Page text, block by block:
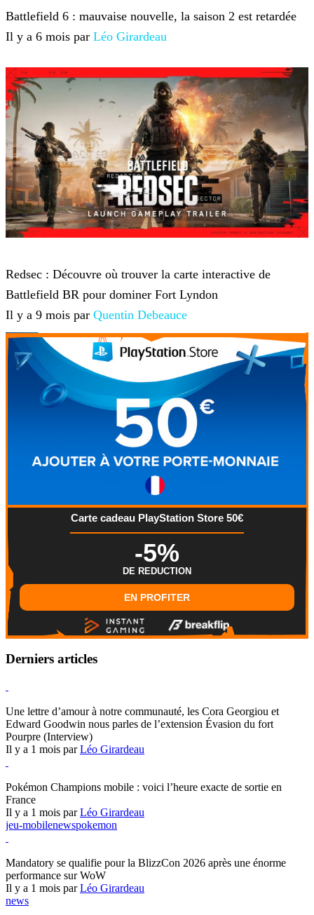
Battlefield 6 : mauvaise nouvelle, la saison 2 est retardée
Il y a 6 mois par Léo Girardeau
Redsec : Découvre où trouver la carte interactive de
Battlefield BR pour dominer Fort Lyndon
Il y a 9 mois par Quentin Debeauce
Carte cadeau PlayStation Store 50€
-5%
DE REDUCTION
EN PROFITER
Derniers articles
Une lettre d’amour à notre communauté, les Cora Georgiou et
Edward Goodwin nous parles de l’extension Évasion du fort
Pourpre (Interview)
Il y a 1 mois parLéo Girardeau
Pokémon Champions mobile : voici l’heure exacte de sortie en
France
Il y a 1 mois parLéo Girardeau
jeu-mobilenewspokemon
Mandatory se qualifie pour la BlizzCon 2026 après une énorme
performance sur WoW
Il y a 1 mois parLéo Girardeau
news